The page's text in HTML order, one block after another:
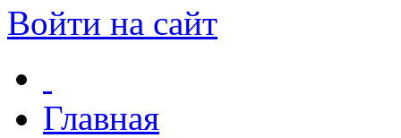
Войти на сайт
Главная